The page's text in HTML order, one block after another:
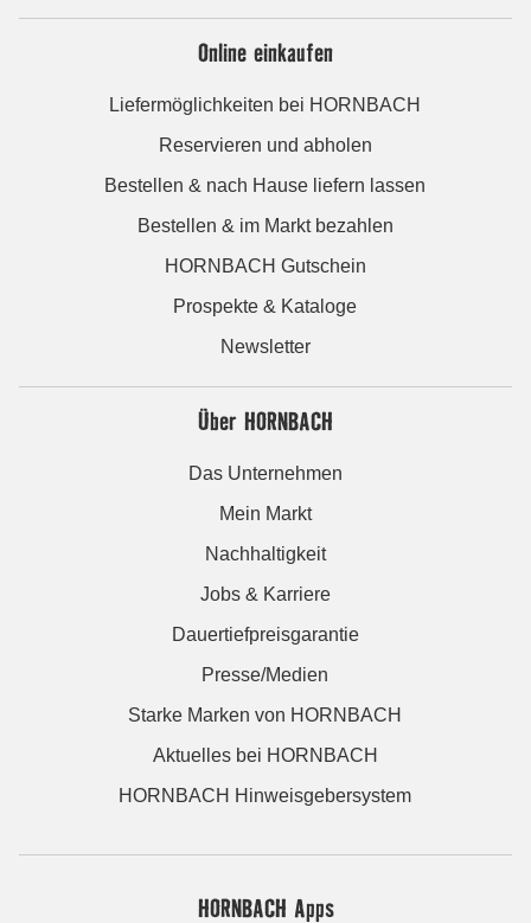
Online einkaufen
Liefermöglichkeiten bei HORNBACH
Reservieren und abholen
Bestellen & nach Hause liefern lassen
Bestellen & im Markt bezahlen
HORNBACH Gutschein
Prospekte & Kataloge
Newsletter
Über HORNBACH
Das Unternehmen
Mein Markt
Nachhaltigkeit
Jobs & Karriere
Dauertiefpreisgarantie
Presse/Medien
Starke Marken von HORNBACH
Aktuelles bei HORNBACH
HORNBACH Hinweisgebersystem
HORNBACH Apps